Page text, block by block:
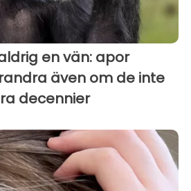
en vän: apor
även om de inte
decennier